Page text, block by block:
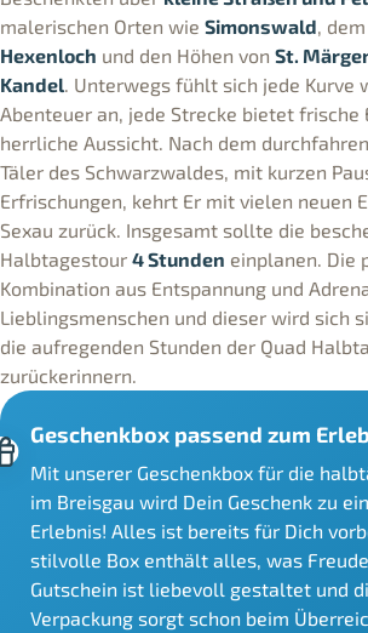
malerischen Orten wie Simonswald,
Hexenloch und den Höhen von St.
Kandel. Unterwegs fühlt sich jede Kurve
Abenteuer an, jede Strecke bietet frische
herrliche Aussicht. Nach dem
Täler des Schwarzwaldes, mit kurzen
Erfrischungen, kehrt Er mit vielen neuen
Sexau zurück. Insgesamt sollte die
Halbtagestour 4 Stunden einplanen. Die
Kombination aus Entspannung und
Lieblingsmenschen und dieser wird sich
die aufregenden Stunden der Quad
zurückerinnern.
Geschenkbox passend zum
Mit unserer Geschenkbox für die
im Breisgau wird Dein Geschenk zu
Erlebnis! Alles ist bereits für Dich
stilvolle Box enthält alles, was
Gutschein ist liebevoll gestaltet und
Verpackung sorgt schon beim